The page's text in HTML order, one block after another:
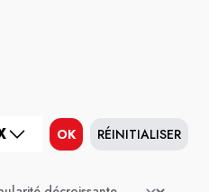
OK RÉINITIALISER